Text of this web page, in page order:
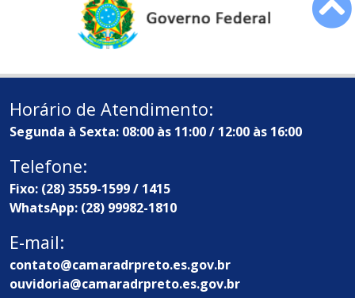
Horário de Atendimento:
Segunda à Sexta: 08:00 às 11:00 / 12:00 às 16:00
Telefone:
Fixo: (28) 3559-1599 / 1415
WhatsApp: (28) 99982-1810
E-mail:
contato@camaradrpreto.es.gov.br
ouvidoria@camaradrpreto.es.gov.br